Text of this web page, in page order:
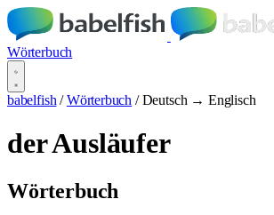
Wörterbuch
babelfish / Wörterbuch / Deutsch → Englisch
der Ausläufer
Wörterbuch